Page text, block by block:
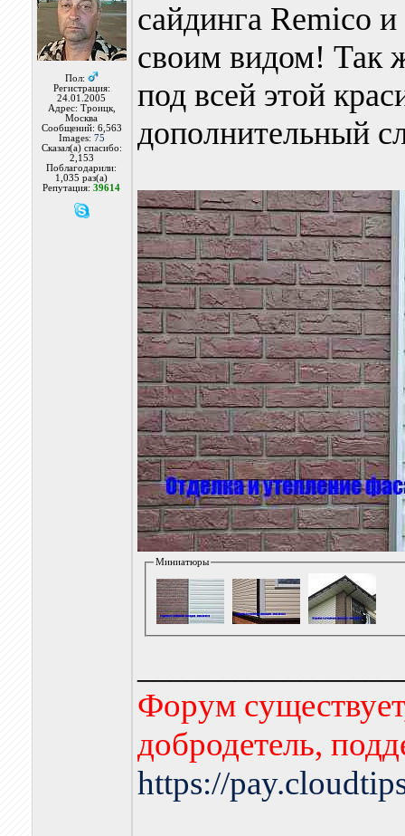
Пол:
Регистрация:
24.01.2005
Адрес: Троицк,
Москва
Сообщений: 6,563
Images: 75
Сказал(а) спасибо:
2,153
Поблагодарили:
1,035 раз(а)
Репутация:39614
сайдинга Remico
своим видом! Так
под всей этой
дополнительный
Миниатюры
Форум
добродетель,
https://